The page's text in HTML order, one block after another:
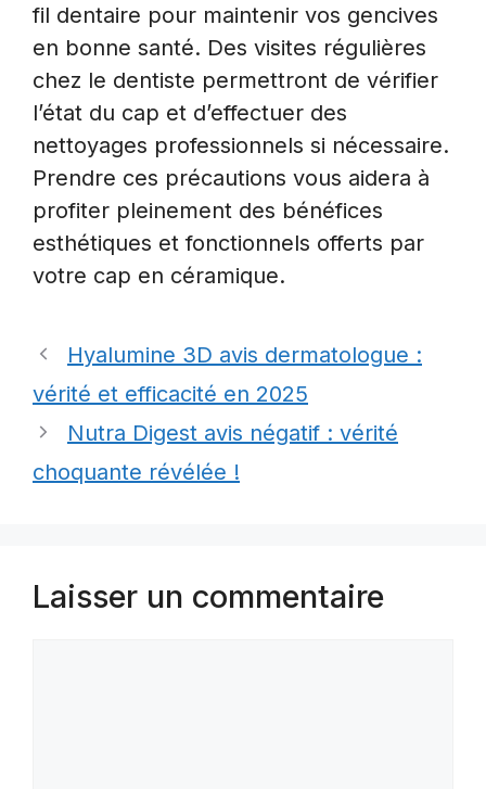
fil dentaire pour maintenir vos gencives
en bonne santé. Des visites régulières
chez le dentiste permettront de vérifier
l’état du cap et d’effectuer des
nettoyages professionnels si nécessaire.
Prendre ces précautions vous aidera à
profiter pleinement des bénéfices
esthétiques et fonctionnels offerts par
votre cap en céramique.
Hyalumine 3D avis dermatologue :
vérité et efficacité en 2025
Nutra Digest avis négatif : vérité
choquante révélée !
Laisser un commentaire